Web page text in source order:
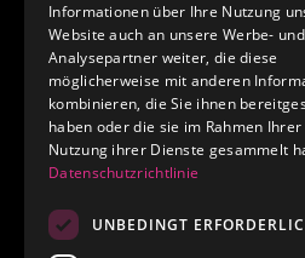
Widerrufsrecht &
Informationen über Ihre Nutzung
Website auch an unsere Werbe- und
Analysepartner weiter, die diese
möglicherweise mit anderen
kombinieren, die Sie ihnen
haben oder die sie im Rahmen Ihrer
Nutzung ihrer Dienste gesammelt
Datenschutzrichtlinie
UNBEDINGT